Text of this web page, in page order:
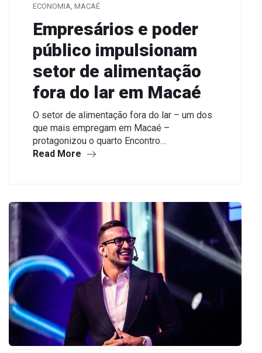
ECONOMIA MACAÉ
Empresários e poder
público impulsionam
setor de alimentação
fora do lar em Macaé
O setor de alimentação fora do lar – um dos
que mais empregam em Macaé –
protagonizou o quarto Encontro…
Read More